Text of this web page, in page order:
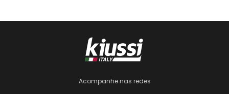
Acompanhe nas redes